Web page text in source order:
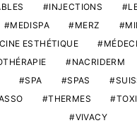
INJECTIONS
MEDISPA
MERZ
ESTHÉTIQUE
NACRIDERM
SPA SPAS
THERMES
VIVACY